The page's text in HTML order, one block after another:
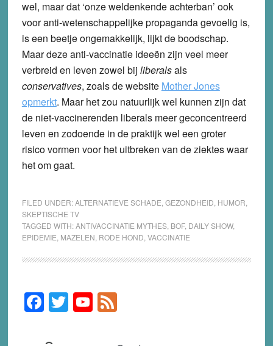
wel, maar dat ‘onze weldenkende achterban’ ook
voor anti-wetenschappelijke propaganda gevoelig is,
is een beetje ongemakkelijk, lijkt de boodschap.
Maar deze anti-vaccinatie ideeën zijn veel meer
verbreid en leven zowel bij liberalsals
conservatives, zoals de website Mother Jones
opmerkt. Maar het zou natuurlijk wel kunnen zijn dat
de niet-vaccinerenden liberals meer geconcentreerd
leven en zodoende in de praktijk wel een groter
risico vormen voor het uitbreken van de ziektes waar
het om gaat.
FILED UNDER:ALTERNATIEVE SCHADE GEZONDHEID HUMOR
SKEPTISCHE TV
TAGGED WITH:ANTIVACCINATIE MYTHES, BOF, DAILY SHOW,
EPIDEMIE MAZELEN RODE HOND VACCINATIE
Primary
Sidebar
F
a
T
wi
Y
o
F